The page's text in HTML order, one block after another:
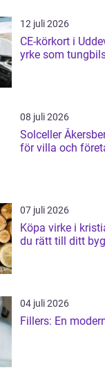
12 juli 2026
CE-körkort i
yrke som
08 juli 2026
Solceller Åkersberga smart
för villa och
07 juli 2026
Köpa virke i
du rätt till ditt
04 juli 2026
Fillers: En